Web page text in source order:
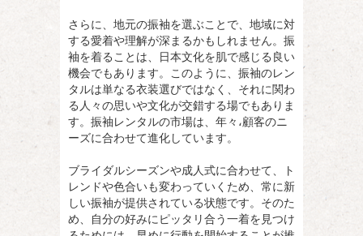
さらに、地元の振袖を選ぶことで、地域に対
する愛着や理解が深まるかもしれません。振
袖を着ることは、日本文化を肌で感じる良い
機会でもあります。このように、振袖のレン
タルは単なる衣装選びではなく、それに関わ
る人々の思いや文化が交錯する場でもありま
す。振袖レンタルの市場は、年々،顧客のニ
ーズに合わせて進化しています。
ブライダルシーズンや成人式に合わせて、ト
レンドや色合いも変わっていくため、常に新
しい振袖が提供されている状態です。そのた
め、自分の好みにピッタリ合う一着を見つけ